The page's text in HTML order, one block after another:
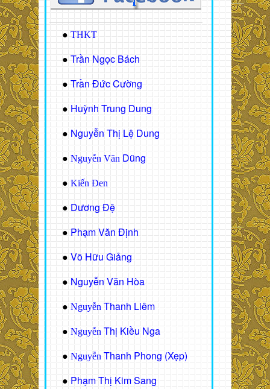
● THKT
● Trần Ngọc Bách
● Trần Đức Cường
● Huỳnh Trung Dung
● Nguyễn Thị Lệ Dung
● Nguyễn Văn Dũng
● Kiến Đen
● Dương Đệ
● Phạm Văn Định
● Võ Hữu Giảng
● Nguyễn Văn Hòa
● Nguyễn Thanh Liêm
● Nguyễn Thị Kiều Nga
● Nguyễn Thanh Phong (Xẹp)
● Phạm Thị Kim Sang